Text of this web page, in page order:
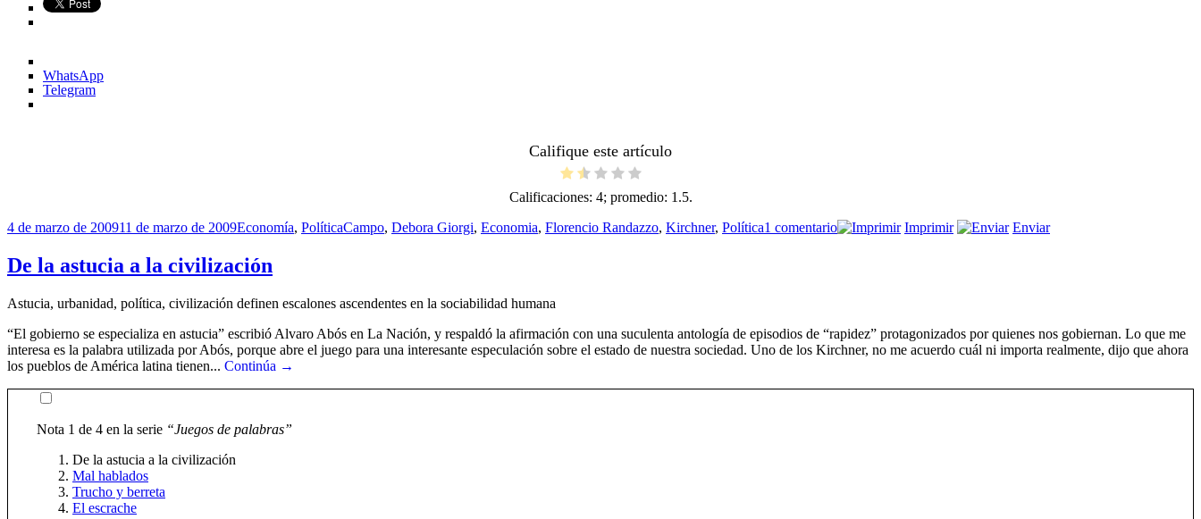
WhatsApp
Telegram
Califique este artículo
Calificaciones: 4; promedio: 1.5.
Publicado
4 de marzo de 200911 de marzo de 2009Categorías
Economía, PolíticaEtiquetas
Campo, Debora Giorgi, Economia, Florencio Randazzo, Kirchner, Política1 comentarioen
Imprimir Enviar
De la astucia a la civilización
Astucia, urbanidad, política, civilización definen escalones ascendentes en la sociabilidad humana
“El gobierno se especializa en astucia” escribió Alvaro Abós en La Nación, y respaldó la afirmación con una suculenta antología de episodios de “rapidez” protagonizados por quienes nos gobiernan. Lo que me
interesa es la palabra utilizada por Abós, porque abre el juego para una interesante especulación sobre el estado de nuestra sociedad. Uno de los Kirchner, no me acuerdo cuál ni importa realmente, dijo que ahora
los pueblos de América latina tienen... Continúa →
Nota 1 de 4 en la serie “Juegos de palabras”
De la astucia a la civilización
Mal hablados
Trucho y berreta
El escrache